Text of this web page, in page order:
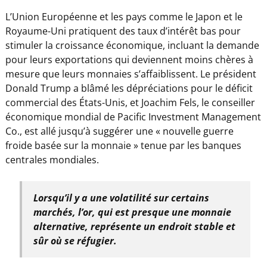
L’Union Européenne et les pays comme le Japon et le
Royaume-Uni pratiquent des taux d’intérêt bas pour
stimuler la croissance économique, incluant la demande
pour leurs exportations qui deviennent moins chères à
mesure que leurs monnaies s’affaiblissent. Le président
Donald Trump a blâmé les dépréciations pour le déficit
commercial des États-Unis, et Joachim Fels, le conseiller
économique mondial de Pacific Investment Management
Co., est allé jusqu’à suggérer une « nouvelle guerre
froide basée sur la monnaie » tenue par les banques
centrales mondiales.
Lorsqu’il y a une volatilité sur certains
marchés, l’or, qui est presque une monnaie
alternative, représente un endroit stable et
sûr où se réfugier.